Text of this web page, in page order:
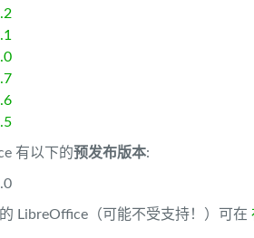
有以下的预发布版本:
LibreOffice（可能不受支持！）可在